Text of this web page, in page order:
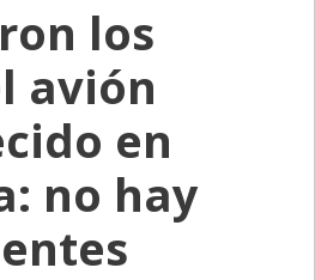
los
avión
en
no hay